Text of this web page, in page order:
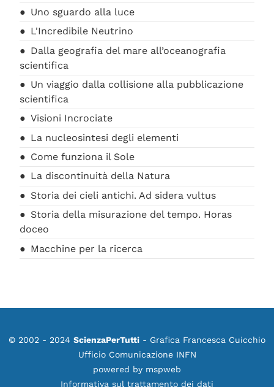
Uno sguardo alla luce
L'Incredibile Neutrino
Dalla geografia del mare all’oceanografia
scientifica
Un viaggio dalla collisione alla pubblicazione
scientifica
Visioni Incrociate
La nucleosintesi degli elementi
Come funziona il Sole
La discontinuità della Natura
Storia dei cieli antichi. Ad sidera vultus
Storia della misurazione del tempo. Horas
doceo
Macchine per la ricerca
© 2002 - 2024 ScienzaPerTutti - Grafica Francesca Cuicchio
Ufficio Comunicazione INFN
powered by mspweb
Informativa sul trattamento dei dati